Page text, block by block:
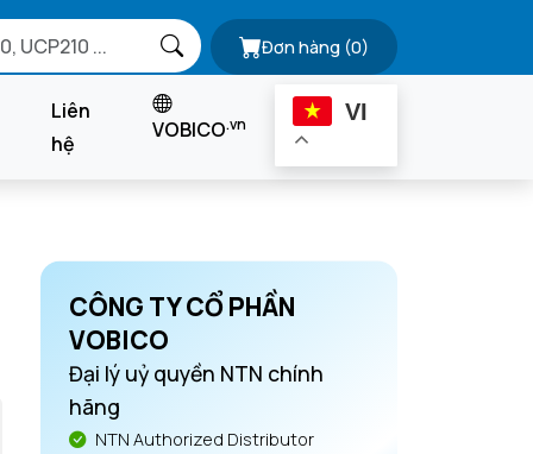
Đơn hàng (0)
Liên
hệ
VOBICO.vn VI
CÔNG TY CỔ PHẦN
VOBICO
Đại lý uỷ quyền NTN chính
hãng
NTN Authorized Distributor